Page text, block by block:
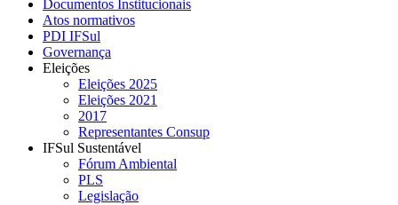
Documentos Institucionais
Atos normativos
PDI IFSul
Governança
Eleições
Eleições 2025
Eleições 2021
2017
Representantes Consup
IFSul Sustentável
Fórum Ambiental
PLS
Legislação